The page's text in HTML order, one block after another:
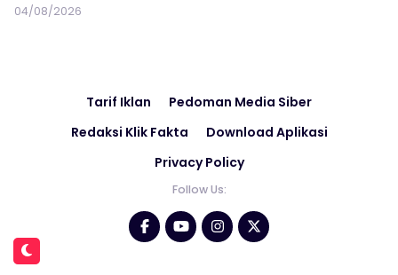
04/08/2026
Tarif Iklan
Pedoman Media Siber
Redaksi Klik Fakta
Download Aplikasi
Privacy Policy
Follow Us: